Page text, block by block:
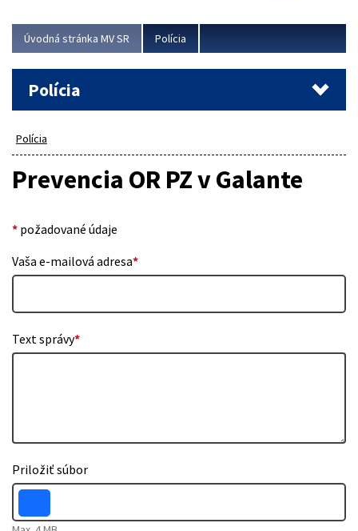
Úvodná stránka MV SR Polícia
Polícia
Polícia
Prevencia OR PZ v Galante
* požadované údaje
Vaša e-mailová adresa*
Text správy*
Priložiť súbor